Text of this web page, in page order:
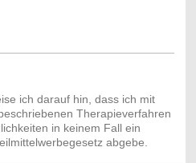
ich darauf hin, dass ich mit
Therapieverfahren
in keinem Fall ein
abgebe.